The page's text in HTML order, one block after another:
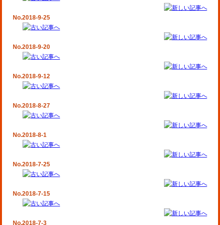
No.2018-9-25
No.2018-9-20
No.2018-9-12
No.2018-8-27
No.2018-8-1
No.2018-7-25
No.2018-7-15
No.2018-7-3